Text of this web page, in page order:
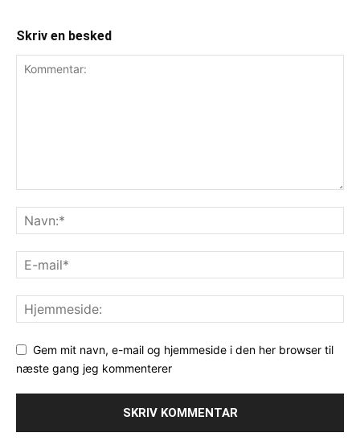
Skriv en besked
Gem mit navn, e-mail og hjemmeside i den her browser til
næste gang jeg kommenterer